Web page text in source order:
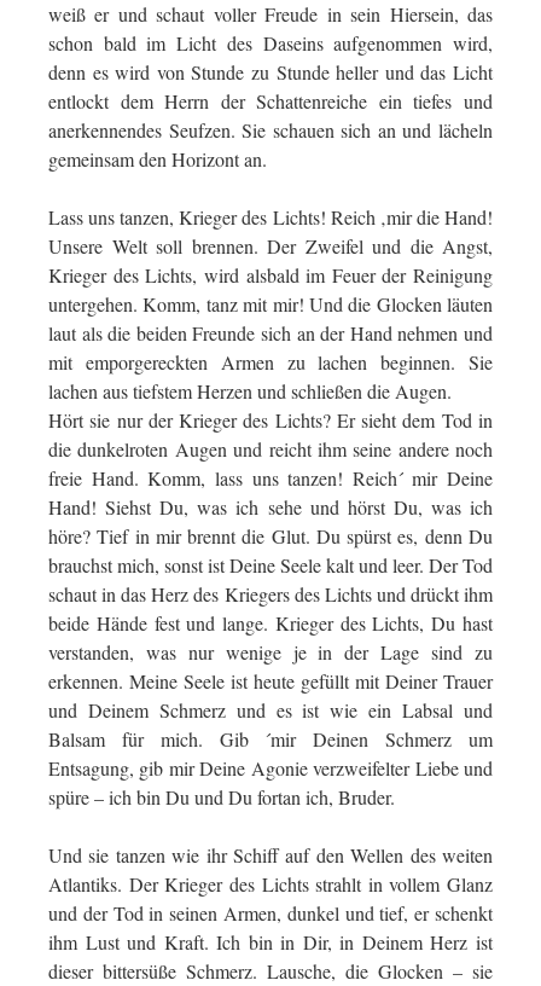
weiß er und schaut voller Freude in sein Hiersein, das
schon bald im Licht des Daseins aufgenommen wird,
denn es wird von Stunde zu Stunde heller und das Licht
entlockt dem Herrn der Schattenreiche ein tiefes und
anerkennendes Seufzen. Sie schauen sich an und lächeln
gemeinsam den Horizont an.
Lass uns tanzen, Krieger des Lichts! Reich ‚mir die Hand!
Unsere Welt soll brennen. Der Zweifel und die Angst,
Krieger des Lichts, wird alsbald im Feuer der Reinigung
untergehen. Komm, tanz mit mir! Und die Glocken läuten
laut als die beiden Freunde sich an der Hand nehmen und
mit emporgereckten Armen zu lachen beginnen. Sie
lachen aus tiefstem Herzen und schließen die Augen.
Hört sie nur der Krieger des Lichts? Er sieht dem Tod in
die dunkelroten Augen und reicht ihm seine andere noch
freie Hand. Komm, lass uns tanzen! Reich´ mir Deine
Hand! Siehst Du, was ich sehe und hörst Du, was ich
höre? Tief in mir brennt die Glut. Du spürst es, denn Du
brauchst mich, sonst ist Deine Seele kalt und leer. Der Tod
schaut in das Herz des Kriegers des Lichts und drückt ihm
beide Hände fest und lange. Krieger des Lichts, Du hast
verstanden, was nur wenige je in der Lage sind zu
erkennen. Meine Seele ist heute gefüllt mit Deiner Trauer
und Deinem Schmerz und es ist wie ein Labsal und
Balsam für mich. Gib ´mir Deinen Schmerz um
Entsagung, gib mir Deine Agonie verzweifelter Liebe und
spüre – ich bin Du und Du fortan ich, Bruder.
Und sie tanzen wie ihr Schiff auf den Wellen des weiten
Atlantiks. Der Krieger des Lichts strahlt in vollem Glanz
und der Tod in seinen Armen, dunkel und tief, er schenkt
ihm Lust und Kraft. Ich bin in Dir, in Deinem Herz ist
dieser bittersüße Schmerz. Lausche, die Glocken – sie